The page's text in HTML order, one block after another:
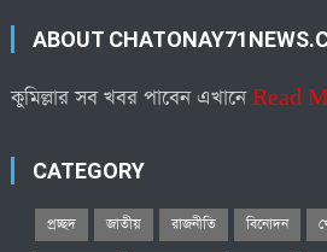
ABOUT
কুমিল্লার সব খবর পাবেন এখানেRead
CATEGORY
প্রচ্ছদ জাতীয় রাজনীতি বিনোদন